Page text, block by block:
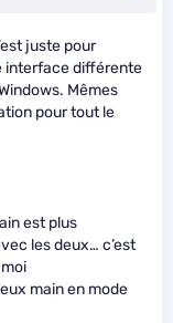
juste pour
interface différente
Mêmes
pour tout le
est plus
les deux… c’est
main en mode